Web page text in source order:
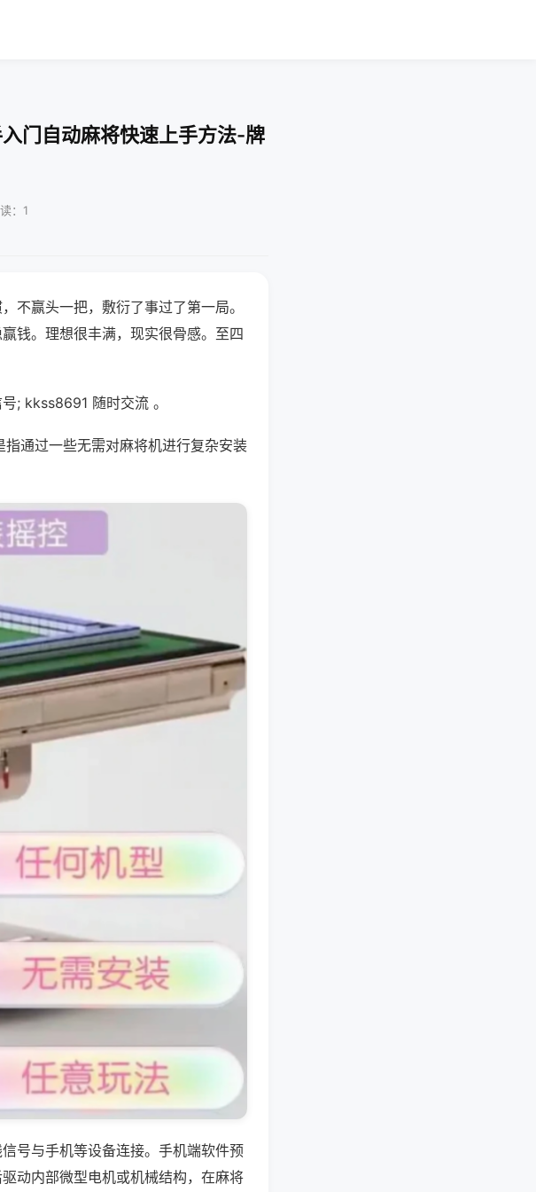
门自动麻将快速上手方法-牌
：1
不赢头一把，敷衍了事过了第一局。
钱。理想很丰满，现实很骨感。至四
; kkss8691 随时交流 。
通过一些无需对麻将机进行复杂安装
号与手机等设备连接。手机端软件预
动内部微型电机或机械结构，在麻将